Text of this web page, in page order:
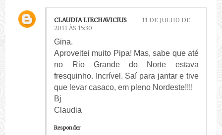
CLAUDIA LIECHAVICIUS
11 DE JULHO DE
2011 ÀS 15:30
Gina.
Aproveitei muito Pipa! Mas, sabe que até
no Rio Grande do Norte estava
fresquinho. Incrível. Saí para jantar e tive
que levar casaco, em pleno Nordeste!!!!
Bj
Claudia
Responder